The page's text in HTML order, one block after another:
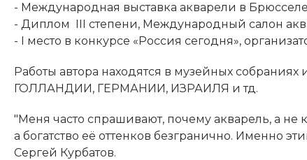
- Международная выставка акварели в
- Диплом III степени, Международный салон
- I место в конкурсе «Россия сегодня»,
Работы автора находятся в музейных
ГОЛЛАНДИИ, ГЕРМАНИИ, ИЗРАИЛЯ и тд.
"Меня часто спрашивают, почему акварель, а
а богатство её оттенков безгранично. Именно
Сергей Курбатов.